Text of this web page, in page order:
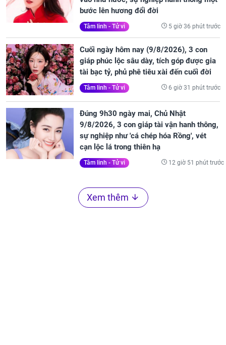
bước lên hương đổi đời
Tâm linh - Tử vi 5 giờ 36 phút trước
Cuối ngày hôm nay (9/8/2026), 3 con
giáp phúc lộc sâu dày, tích góp được gia
tài bạc tỷ, phủ phê tiêu xài đến cuối đời
Tâm linh - Tử vi 6 giờ 31 phút trước
Đúng 9h30 ngày mai, Chủ Nhật
9/8/2026, 3 con giáp tài vận hanh thông,
sự nghiệp như 'cá chép hóa Rồng', vét
cạn lộc lá trong thiên hạ
Tâm linh - Tử vi 12 giờ 51 phút trước
Xem thêm